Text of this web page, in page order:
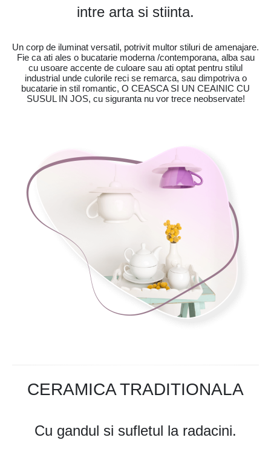
intre arta si stiinta.
Un corp de iluminat versatil, potrivit multor stiluri de amenajare.
Fie ca ati ales o bucatarie moderna /contemporana, alba sau
cu usoare accente de culoare sau ati optat pentru stilul
industrial unde culorile reci se remarca, sau dimpotriva o
bucatarie in stil romantic, O CEASCA SI UN CEAINIC CU
SUSUL IN JOS, cu siguranta nu vor trece neobservate!
CERAMICA TRADITIONALA
Cu gandul si sufletul la radacini.